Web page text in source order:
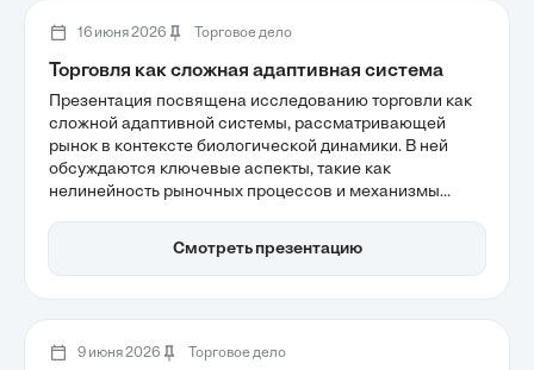
16 июня 2026 Торговое дело
Торговля как сложная адаптивная система
Презентация посвящена исследованию торговли как
сложной адаптивной системы, рассматривающей
рынок в контексте биологической динамики. В ней
обсуждаются ключевые аспекты, такие как
нелинейность рыночных процессов и механизмы
системы. Понимание этих факторов помогает
осознать, как торговые агенты адаптируются к
Смотреть презентацию
9 июня 2026 Торговое дело